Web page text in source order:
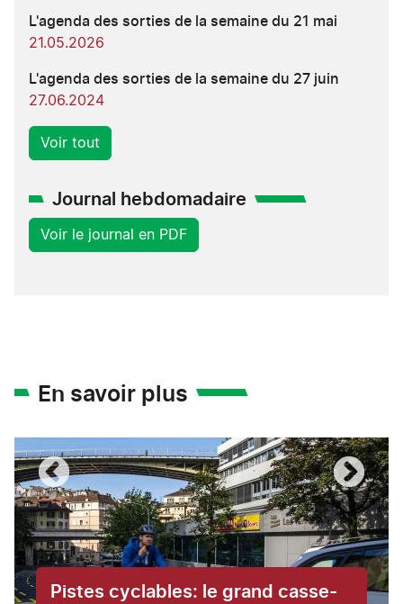
L'agenda des sorties de la semaine du 21 mai
21.05.2026
L'agenda des sorties de la semaine du 27 juin
27.06.2024
Voir tout
Journal hebdomadaire
Voir le journal en PDF
En savoir plus
Pistes cyclables: le grand casse-